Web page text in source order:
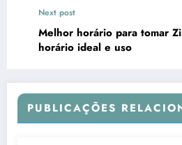
Next post
Melhor horário para tomar
horário ideal e uso
PUBLICAÇÕES